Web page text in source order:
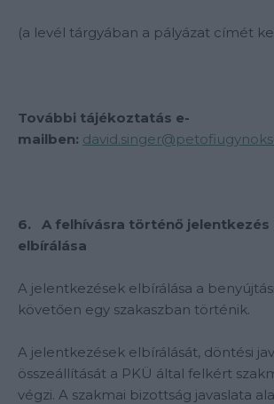
(a levél tárgyában a pályázat címét
További tájékoztatás e-
mailben:
6. A felhívásra történő jelentkezés
elbírálása
A jelentkezések elbírálása a
követően egy szakaszban történik.
A jelentkezések elbírálását, döntési
összeállítását a PKÜ által felkért
végzi. A szakmai bizottság javaslata